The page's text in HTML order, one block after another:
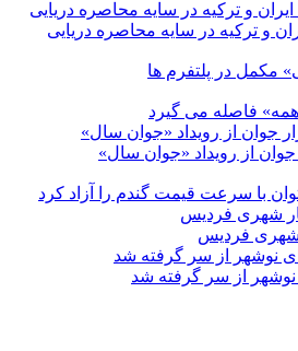
مکمل در پلتفرم ها
فاصله می گیرد
با سرعت قیمت گندم را آزاد کرد
شهری فردیس
نوشهر از سر گرفته شد